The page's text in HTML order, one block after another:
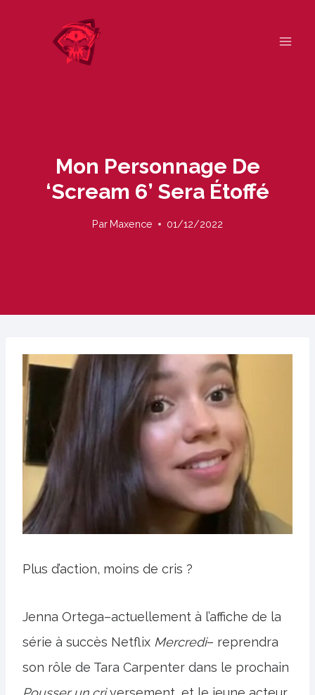
Mon Personnage De
‘Scream 6’ Sera Étoffé
Par Maxence 01/12/2022
Plus d’action, moins de cris ?
Jenna Ortega–actuellement à l’affiche de la
série à succès Netflix Mercredi– reprendra
son rôle de Tara Carpenter dans le prochain